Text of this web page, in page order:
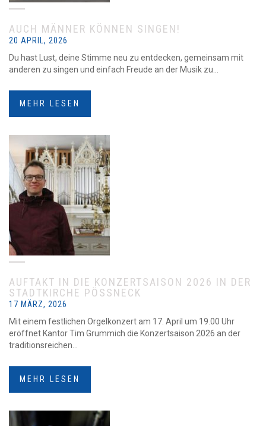
AUCH MÄNNER KÖNNEN SINGEN!
20 APRIL, 2026
Du hast Lust, deine Stimme neu zu entdecken, gemeinsam mit
anderen zu singen und einfach Freude an der Musik zu...
MEHR LESEN
AUFTAKT IN DIE KONZERTSAISON 2026 IN DER
STADTKIRCHE PÖSSNECK
17 MÄRZ, 2026
Mit einem festlichen Orgelkonzert am 17. April um 19.00 Uhr
eröffnet Kantor Tim Grummich die Konzertsaison 2026 an der
traditionsreichen...
MEHR LESEN